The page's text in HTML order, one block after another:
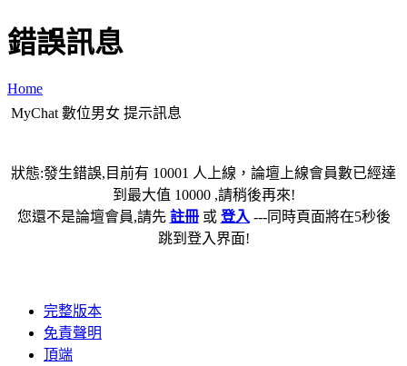
錯誤訊息
Home
MyChat 數位男女 提示訊息
狀態:發生錯誤,目前有 10001 人上線，論壇上線會員數已經達
到最大值 10000 ,請稍後再來!
您還不是論壇會員,請先 註冊或 登入 ---同時頁面將在5秒後
跳到登入界面!
完整版本
免責聲明
頂端